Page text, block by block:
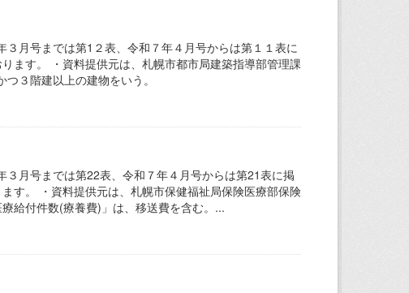
月号までは第1２表、令和７年４月号からは第１１表に
ます。 ・資料提供元は、札幌市都市局建築指導部管理課
３階建以上の建物をいう。
月号までは第22表、令和７年４月号からは第21表に掲
す。 ・資料提供元は、札幌市保健福祉局保険医療部保険
給付件数(療養費)」は、移送費を含む。...